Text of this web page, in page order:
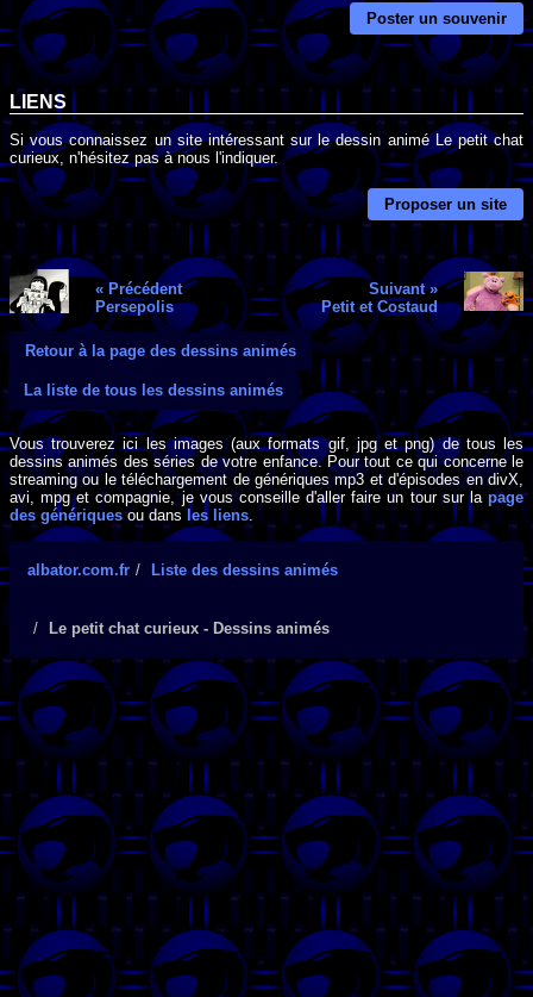
Poster un souvenir
LIENS
Si vous connaissez un site intéressant sur le dessin animé Le petit chat
curieux, n'hésitez pas à nous l'indiquer.
Proposer un site
« Précédent
Persepolis
Suivant »
Petit et Costaud
Retour à la page des dessins animés
La liste de tous les dessins animés
Vous trouverez ici les images (aux formats gif, jpg et png) de tous les
dessins animés des séries de votre enfance. Pour tout ce qui concerne le
streaming ou le téléchargement de génériques mp3 et d'épisodes en divX,
avi, mpg et compagnie, je vous conseille d'aller faire un tour sur la page
des génériques ou dans les liens.
albator.com.fr Liste des dessins animés
Le petit chat curieux - Dessins animés